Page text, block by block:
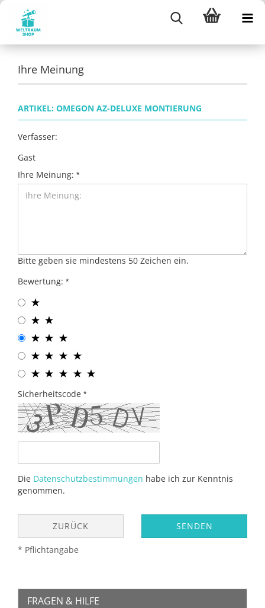
Ihre Meinung
ARTIKEL: OMEGON AZ-DELUXE MONTIERUNG
Verfasser:
Gast
Ihre Meinung:
Bitte geben sie mindestens 50 Zeichen ein.
Bewertung:
Sicherheitscode
Die Datenschutzbestimmungen habe ich zur Kenntnis
genommen.
ZURÜCK SENDEN
* Pflichtangabe
FRAGEN & HILFE